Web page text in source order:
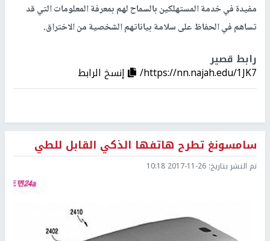
مفيدة في خدمة المستهلكين بالسماح لهم بمعرفة المعلومات التي قد
تساهم في الحفاظ على سلامة بياناتهم الشخصية من الاختراق.
رابط قصير
https://nn.najah.edu/1JK7/ إنسخ الرابط
سامسونغ تطرح هاتفها الذكي القابل للطي
تم النشر بتاريخ: 2017-11-26 10:18